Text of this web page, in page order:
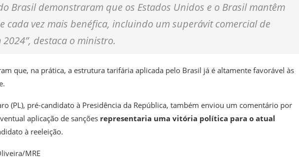
Brasil demonstraram que os Estados Unidos e o Brasil mantêm
cada vez mais benéfica, incluindo um superávit comercial de
destaca o ministro.
que, na prática, a estrutura tarifária aplicada pelo Brasil já é altamente favorável às
(PL), pré-candidato à Presidência da República, também enviou um comentário por
aplicação de sanções representaria uma vitória política para o atual
à reeleição.
MRE